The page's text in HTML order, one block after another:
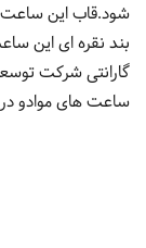
گارانتی شرکت
ساعت های موادو